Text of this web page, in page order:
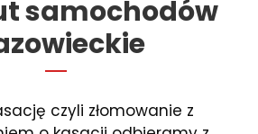
samochodów
czyli złomowanie z